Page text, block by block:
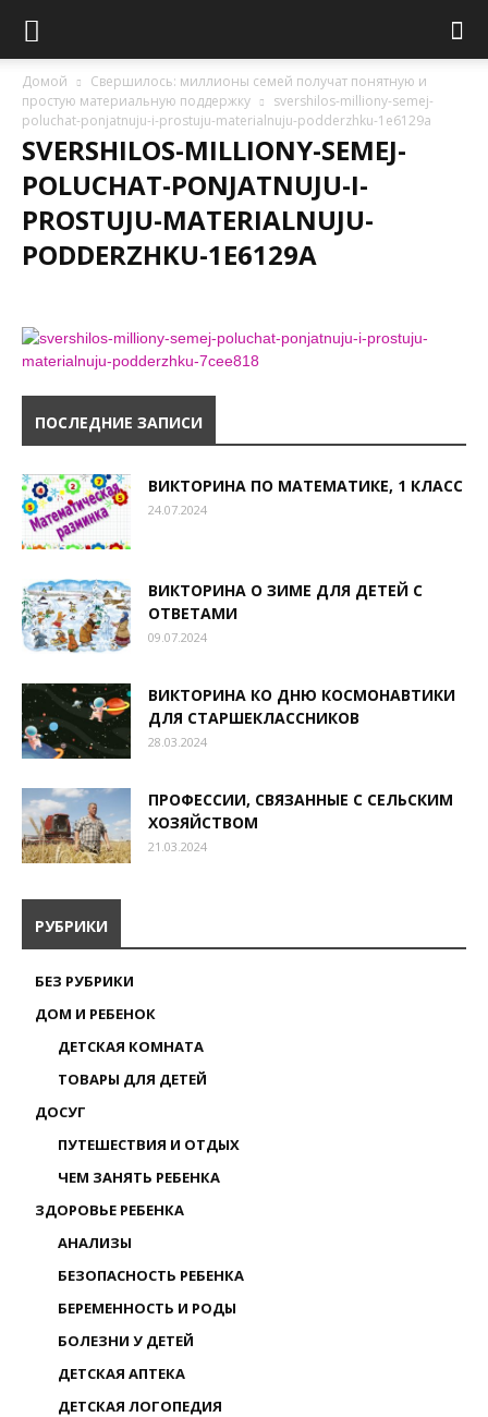
Домой
Свершилось: миллионы семей получат понятную и
простую материальную поддержку
svershilos-milliony-semej-
poluchat-ponjatnuju-i-prostuju-materialnuju-podderzhku-1e6129a
SVERSHILOS-MILLIONY-SEMEJ-
POLUCHAT-PONJATNUJU-I-
PROSTUJU-MATERIALNUJU-
PODDERZHKU-1E6129A
ПОСЛЕДНИЕ ЗАПИСИ
ВИКТОРИНА ПО МАТЕМАТИКЕ, 1 КЛАСС
24.07.2024
ВИКТОРИНА О ЗИМЕ ДЛЯ ДЕТЕЙ С
ОТВЕТАМИ
09.07.2024
ВИКТОРИНА КО ДНЮ КОСМОНАВТИКИ
ДЛЯ СТАРШЕКЛАССНИКОВ
28.03.2024
ПРОФЕССИИ, СВЯЗАННЫЕ С СЕЛЬСКИМ
ХОЗЯЙСТВОМ
21.03.2024
РУБРИКИ
БЕЗ РУБРИКИ
ДОМ И РЕБЕНОК
ДЕТСКАЯ КОМНАТА
ТОВАРЫ ДЛЯ ДЕТЕЙ
ДОСУГ
ПУТЕШЕСТВИЯ И ОТДЫХ
ЧЕМ ЗАНЯТЬ РЕБЕНКА
ЗДОРОВЬЕ РЕБЕНКА
АНАЛИЗЫ
БЕЗОПАСНОСТЬ РЕБЕНКА
БЕРЕМЕННОСТЬ И РОДЫ
БОЛЕЗНИ У ДЕТЕЙ
ДЕТСКАЯ АПТЕКА
ДЕТСКАЯ ЛОГОПЕДИЯ